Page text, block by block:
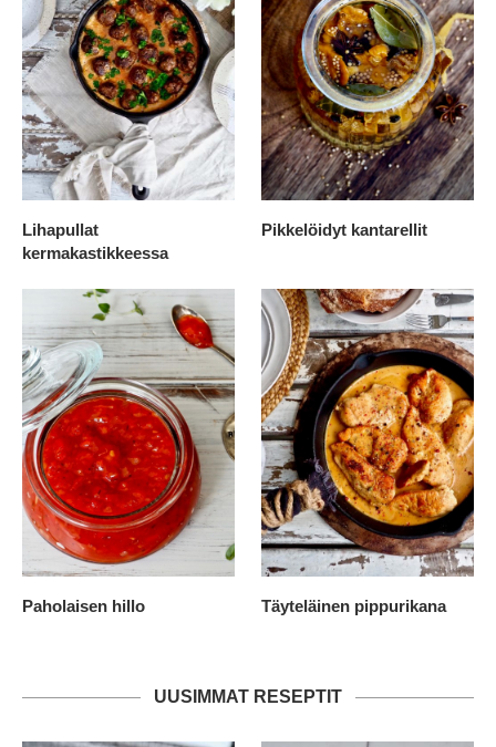
Lihapullat
kermakastikkeessa
Pikkelöidyt kantarellit
Paholaisen hillo Täyteläinen pippurikana
UUSIMMAT RESEPTIT